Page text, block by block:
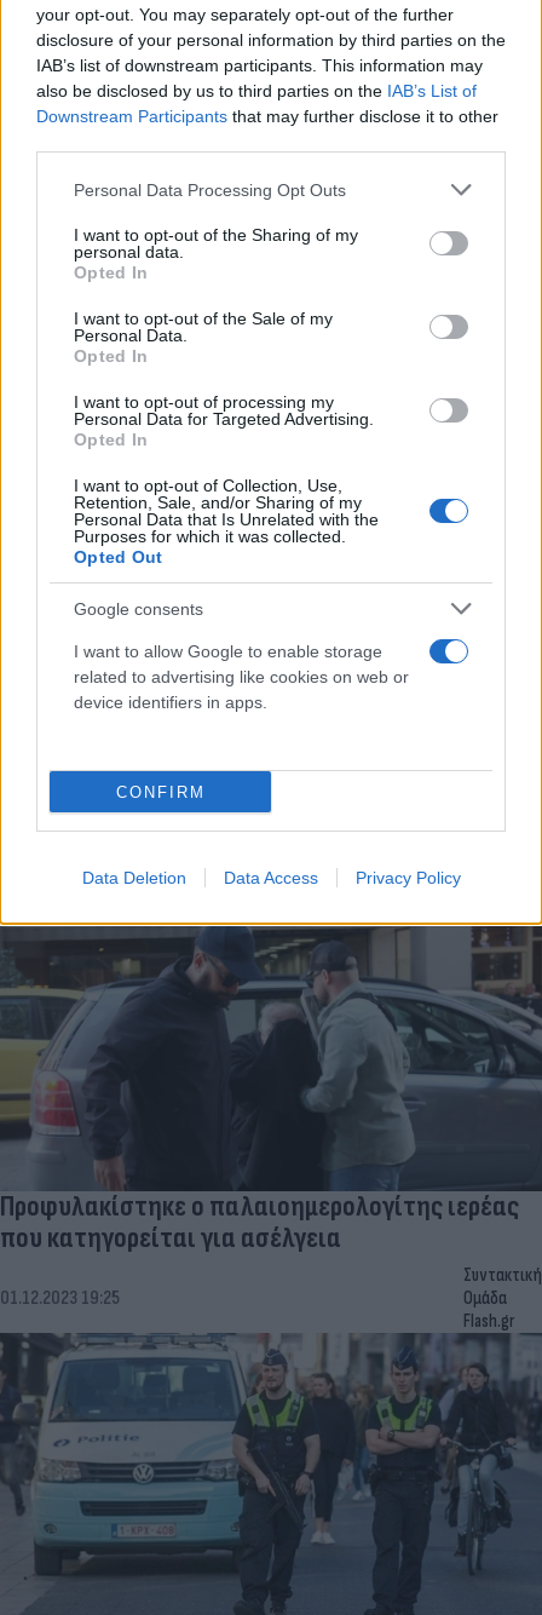
your opt-out. You may separately opt-out of the further
disclosure of your personal information by third parties on the
IAB’s list of downstream participants. This information may
also be disclosed by us to third parties on the IAB’s List of
Downstream Participants that may further disclose it to other
Please note that this website/app uses one or more Google
not limited to your visit or usage behaviour. You may click to
grant or deny consent to Google and its third-party tags to
use your data for below specified purposes in below Google
consent section.
Personal Data Processing Opt Outs
I want to opt-out of the Sharing of my
personal data.
Opted In
I want to opt-out of the Sale of my
Personal Data.
Opted In
I want to opt-out of processing my
Personal Data for Targeted Advertising.
Opted In
I want to opt-out of Collection, Use,
Retention, Sale, and/or Sharing of my
Personal Data that Is Unrelated with the
Purposes for which it was collected.
Opted Out
Google consents
I want to allow Google to enable storage
related to advertising like cookies on web or
device identifiers in apps.
CONFIRM
Data Deletion Data Access Privacy Policy
«Έσπασε» στο ξύλο τον 6χρονο γιο της... επειδή
έβγαλε τη ζώνη του!
04.12.2023 22:36
Ομάδα
εκβιασμό συνομήλικου του
Συντακτική
Προφυλακίστηκε ο παλαιοημερολογίτης ιερέας
που κατηγορείται για ασέλγεια
01.12.2023 19:25
Συντακτική
Ομάδα
Flash.gr